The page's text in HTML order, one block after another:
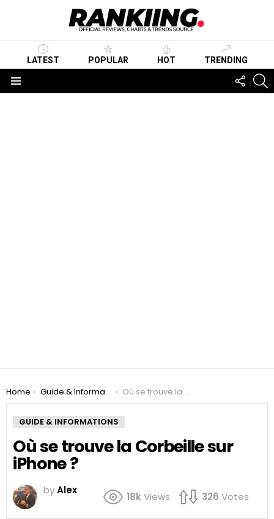
LATEST POPULAR HOT TRENDING
US
You are here:
Home Guide & Informations Où se trouve la Corbeille sur iPhone ?
GUIDE & INFORMATIONS
Où se trouve la Corbeille sur
iPhone ?
byAlex
18kViews 326 Votes